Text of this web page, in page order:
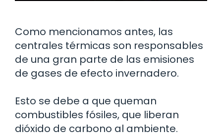
Como mencionamos antes, las
centrales térmicas son responsables
de una gran parte de las emisiones
de gases de efecto invernadero.
Esto se debe a que queman
combustibles fósiles, que liberan
dióxido de carbono al ambiente.